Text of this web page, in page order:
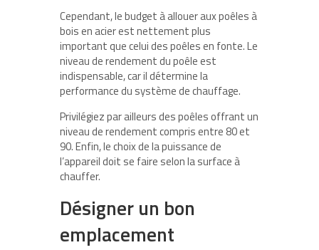
Cependant, le budget à allouer aux poêles à
bois en acier est nettement plus
important que celui des poêles en fonte. Le
niveau de rendement du poêle est
indispensable, car il détermine la
performance du système de chauffage.
Privilégiez par ailleurs des poêles offrant un
niveau de rendement compris entre 80 et
90. Enfin, le choix de la puissance de
l’appareil doit se faire selon la surface à
chauffer.
Désigner un bon
emplacement